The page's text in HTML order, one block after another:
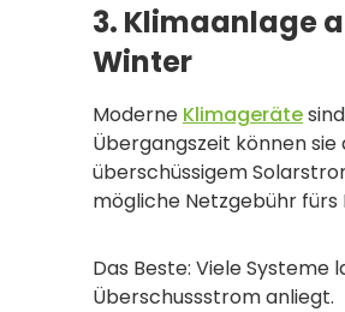
3. Klimaanlage
Winter
Moderne Klimageräte
Übergangszeit können
überschüssigem
mögliche Netzgebühr fürs
Das Beste: Viele
Überschussstrom anliegt.